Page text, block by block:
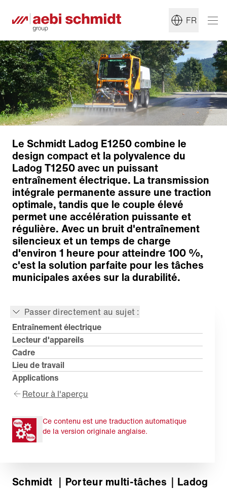
FR
Le Schmidt Ladog E1250 combine le
design compact et la polyvalence du
Ladog T1250 avec un puissant
entraînement électrique. La transmission
intégrale permanente assure une traction
optimale, tandis que le couple élevé
permet une accélération puissante et
régulière. Avec un bruit d'entraînement
silencieux et un temps de charge
d'environ 1 heure pour atteindre 100 %,
c'est la solution parfaite pour les tâches
municipales axées sur la durabilité.
Passer directement au sujet :
Entraînement électrique
Lecteur d'appareils
Cadre
Lieu de travail
Applications
Retour à l'aperçu
Ce contenu est une traduction automatique
de la version originale anglaise.
Schmidt ｜Porteur multi-tâches ｜Ladog